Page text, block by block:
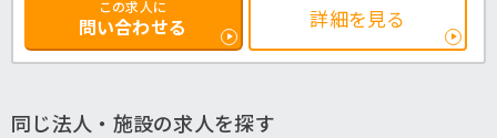
この求人に
問い合わせる 詳細を見る
同じ法人・施設の求人を探す